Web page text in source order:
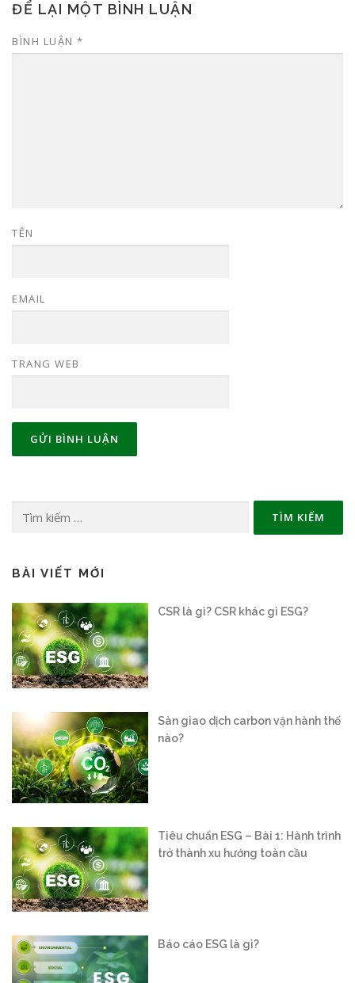
ĐỂ LẠI MỘT BÌNH LUẬN
BÌNH LUẬN *
TÊN
EMAIL
TRANG WEB
kiếm
BÀI VIẾT MỚI
Sàn giao dịch carbon vận hành thế
Tiêu chuẩn ESG – Bài 1: Hành trình
trở thành xu hướng toàn cầu
Báo cáo ESG là gì?
trong nước: “Mở cánh cửa” cho nền